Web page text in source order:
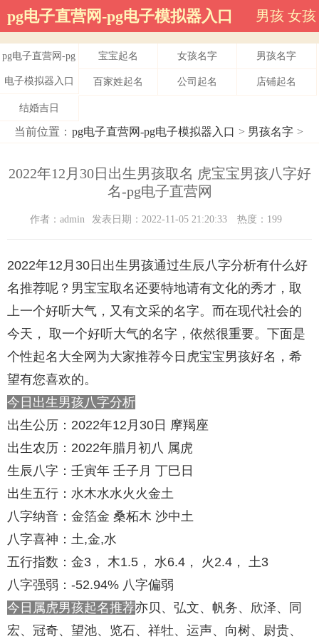
pg电子直营网-pg电子模拟器入口 男孩 女孩
pg电子直营网-pg
电子模拟器入口
宝宝起名 女孩名字 男孩名字
百家姓起名 公司起名 店铺起名
结婚吉日
当前位置： pg电子直营网-pg电子模拟器入口 > 男孩名字 >
2022年12月30日出生男孩取名 虎宝宝男孩八字好
名-pg电子直营网
作者：admin 发表日期：2022-11-05 21:20:33 热度：199
2022年12月30日出生男孩通过生辰八字分析有什么好
名推荐呢？男宝宝取名还要特地请有文化的秀才，取
上一个好听大气，又有文采的名字。而在现代社会的
今天， 取一个好听大气的名字，依然很重要。下面是
个性起名大全网为大家推荐今日虎宝宝男孩好名，希
望有您喜欢的。
今日出生男孩八字分析
出生公历：2022年12月30日 摩羯座
出生农历：2022年腊月初八 属虎
生辰八字：壬寅年 壬子月 丁巳日
出生五行：水木水水火火金土
八字纳音：金箔金 桑柘木 沙中土
八字喜神：土,金,水
五行指数：金3， 木1.5， 水6.4， 火2.4， 土3
八字强弱：-52.94% 八字偏弱
今日属虎男孩起名推荐亦贝、弘文、帆务、欣泽、同
宏、冠奇、望池、览石、祥牡、运声、向树、尉贵、